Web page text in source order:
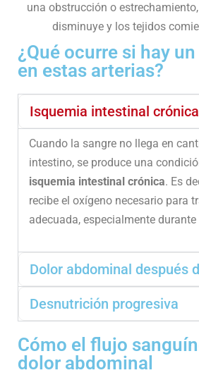
una obstrucción o
disminuye y los tejidos
¿Qué ocurre si hay
en estas arterias?
Isquemia intestinal crónica
Cuando la sangre no llega en
intestino, se produce una
isquemia intestinal crónica. Es
recibe el oxígeno necesario para
adecuada, especialmente
Dolor abdominal después
Desnutrición progresiva
Cómo el flujo
dolor abdominal